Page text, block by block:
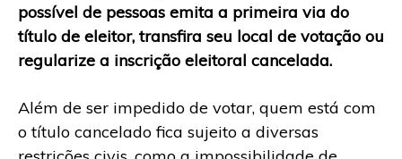
possível de pessoas emita a primeira via do
título de eleitor, transfira seu local de votação ou
regularize a inscrição eleitoral cancelada.
Além de ser impedido de votar, quem está com
o título cancelado fica sujeito a diversas